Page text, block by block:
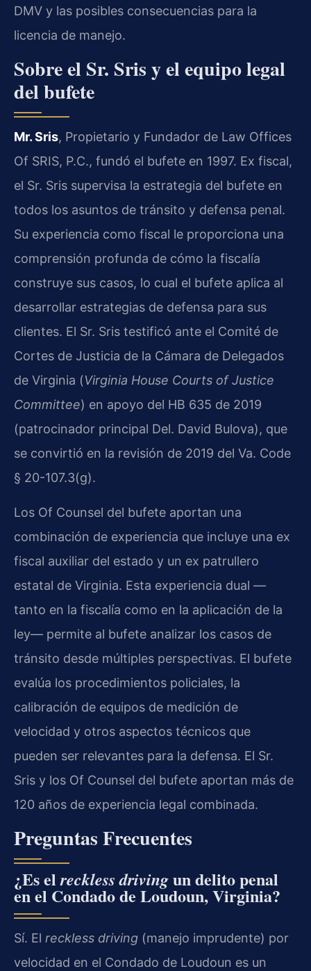
DMV y las posibles consecuencias para la
licencia de manejo.
Sobre el Sr. Sris y el equipo legal
del bufete
Mr. Sris, Propietario y Fundador de Law Offices
Of SRIS, P.C., fundó el bufete en 1997. Ex fiscal,
el Sr. Sris supervisa la estrategia del bufete en
todos los asuntos de tránsito y defensa penal.
Su experiencia como fiscal le proporciona una
comprensión profunda de cómo la fiscalía
construye sus casos, lo cual el bufete aplica al
desarrollar estrategias de defensa para sus
clientes. El Sr. Sris testificó ante el Comité de
Cortes de Justicia de la Cámara de Delegados
de Virginia (Virginia House Courts of Justice
Committee) en apoyo del HB 635 de 2019
(patrocinador principal Del. David Bulova), que
se convirtió en la revisión de 2019 del Va. Code
§ 20-107.3(g).
Los Of Counsel del bufete aportan una
combinación de experiencia que incluye una ex
fiscal auxiliar del estado y un ex patrullero
estatal de Virginia. Esta experiencia dual —
tanto en la fiscalía como en la aplicación de la
ley— permite al bufete analizar los casos de
tránsito desde múltiples perspectivas. El bufete
evalúa los procedimientos policiales, la
calibración de equipos de medición de
velocidad y otros aspectos técnicos que
pueden ser relevantes para la defensa. El Sr.
Sris y los Of Counsel del bufete aportan más de
120 años de experiencia legal combinada.
Preguntas Frecuentes
¿Es elreckless drivingun delito penal
en el Condado de Loudoun, Virginia?
Sí. El reckless driving (manejo imprudente) por
velocidad en el Condado de Loudoun es un